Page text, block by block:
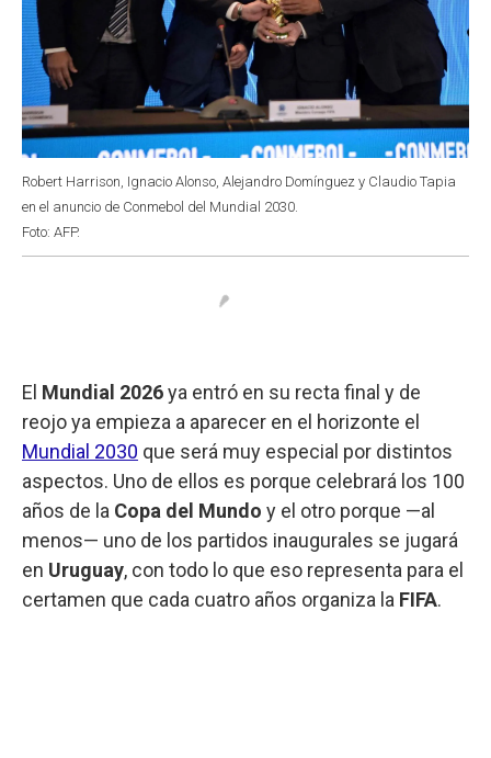
Robert Harrison, Ignacio Alonso, Alejandro Domínguez y Claudio Tapia
en el anuncio de Conmebol del Mundial 2030.
Foto: AFP.
El Mundial 2026ya entró en su recta final y de
reojo ya empieza a aparecer en el horizonte el
Mundial 2030 que será muy especial por distintos
aspectos. Uno de ellos es porque celebrará los 100
años de la Copa del Mundo y el otro porque —al
menos— uno de los partidos inaugurales se jugará
en Uruguay, con todo lo que eso representa para el
certamen que cada cuatro años organiza la FIFA.